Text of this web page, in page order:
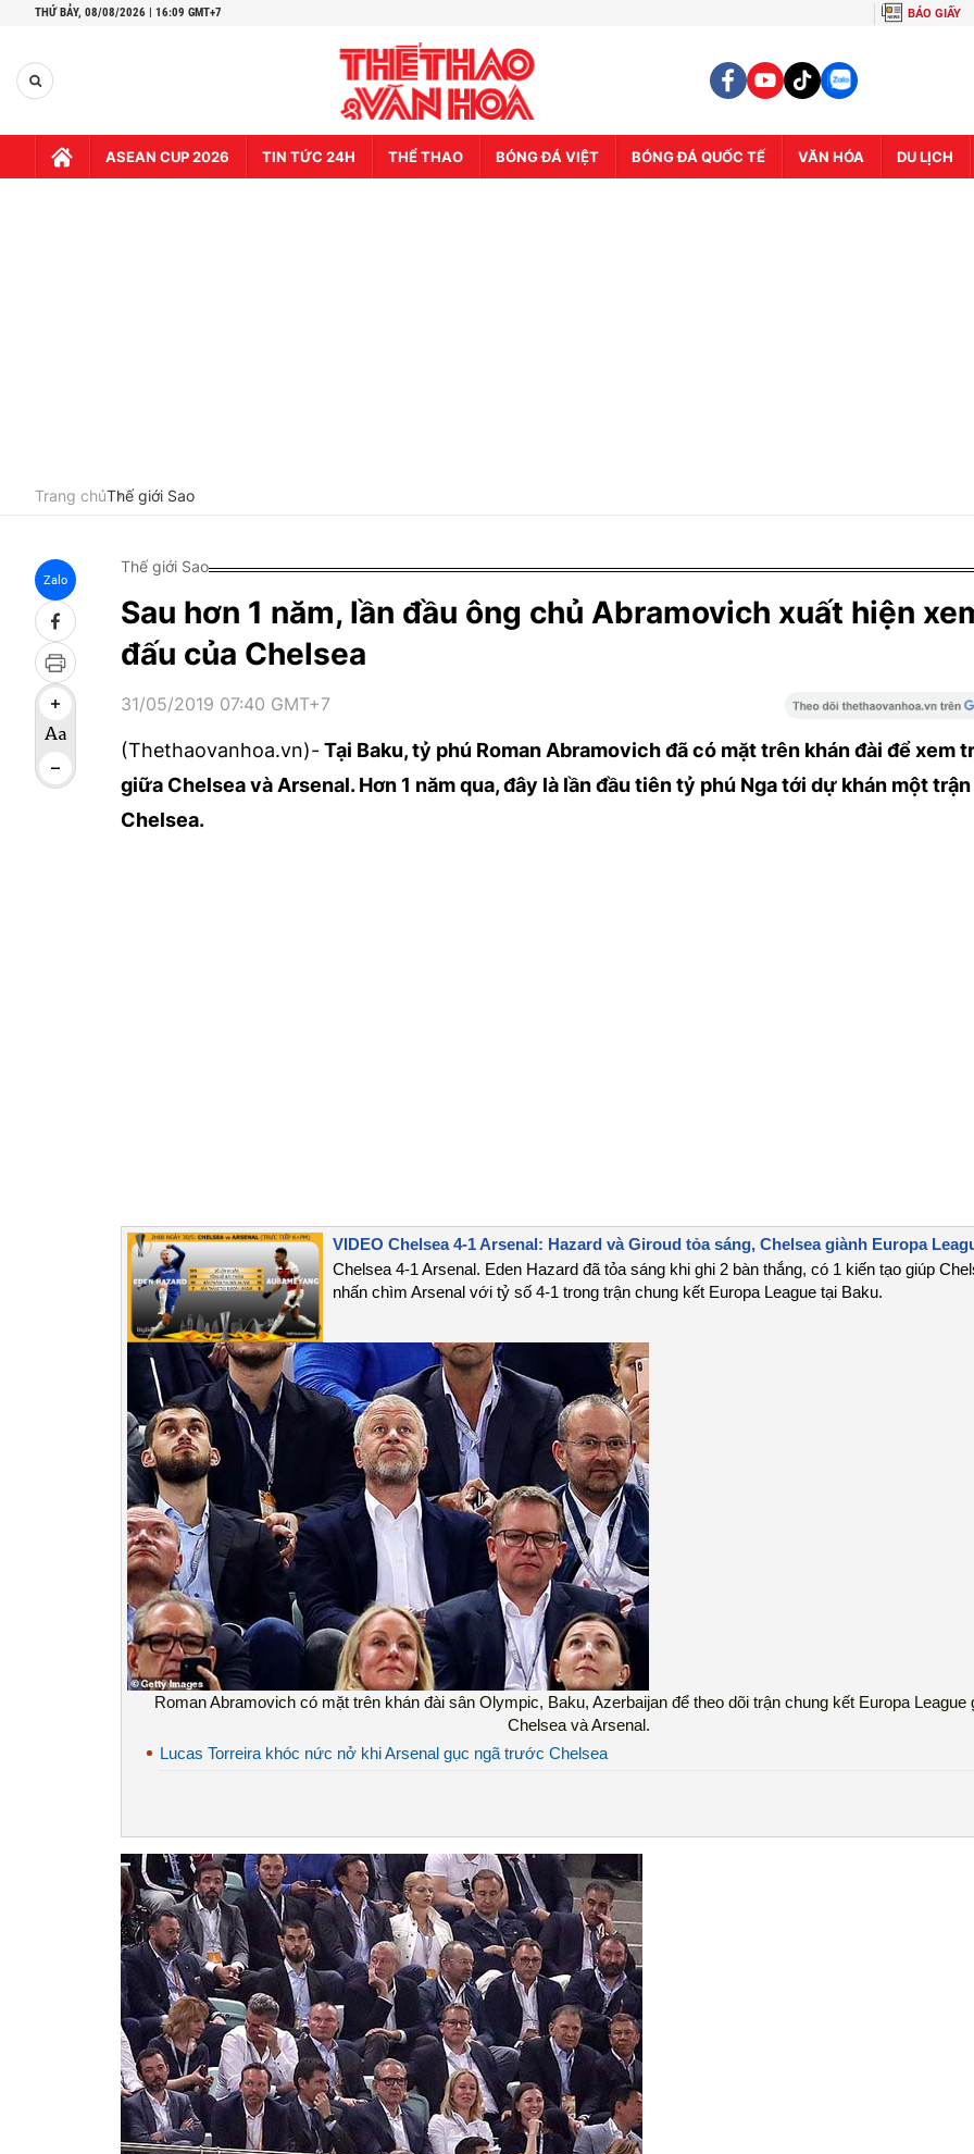
THỨ BẢY, 08/08/2026 | 16:09 GMT+7 BÁO GIẤY
ASEAN CUP 2026 TIN TỨC 24H THỂ THAO BÓNG ĐÁ VIỆT BÓNG ĐÁ QUỐC TẾ VĂN HÓA DU LỊCH
Trang chủThế giới Sao
Zalo
Thế giới Sao
Sau hơn 1 năm, lần đầu ông chủ Abramovich xuất hiện
đấu của Chelsea
31/05/2019 07:40 GMT+7
(Thethaovanhoa.vn)- Tại Baku, tỷ phú Roman Abramovich đã có mặt trên khán đài để xem
giữa Chelsea và Arsenal. Hơn 1 năm qua, đây là lần đầu tiên tỷ phú Nga tới dự khán một
Chelsea.
VIDEO Chelsea 4-1 Arsenal: Hazard và Giroud tỏa sáng, Chelsea giành Europa
Chelsea 4-1 Arsenal. Eden Hazard đã tỏa sáng khi ghi 2 bàn thắng, có 1 kiến tạo giúp
nhấn chìm Arsenal với tỷ số 4-1 trong trận chung kết Europa League tại Baku.
Roman Abramovich có mặt trên khán đài sân Olympic, Baku, Azerbaijan để theo dõi trận chung kết Europa League
Chelsea và Arsenal.
Lucas Torreira khóc nức nở khi Arsenal gục ngã trước Chelsea